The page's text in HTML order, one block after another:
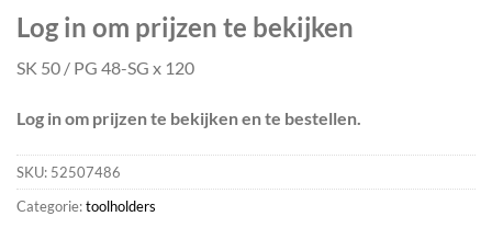
Log in om prijzen te bekijken
SK 50 / PG 48-SG x 120
Log in om prijzen te bekijken en te bestellen.
SKU: 52507486
Categorie:toolholders